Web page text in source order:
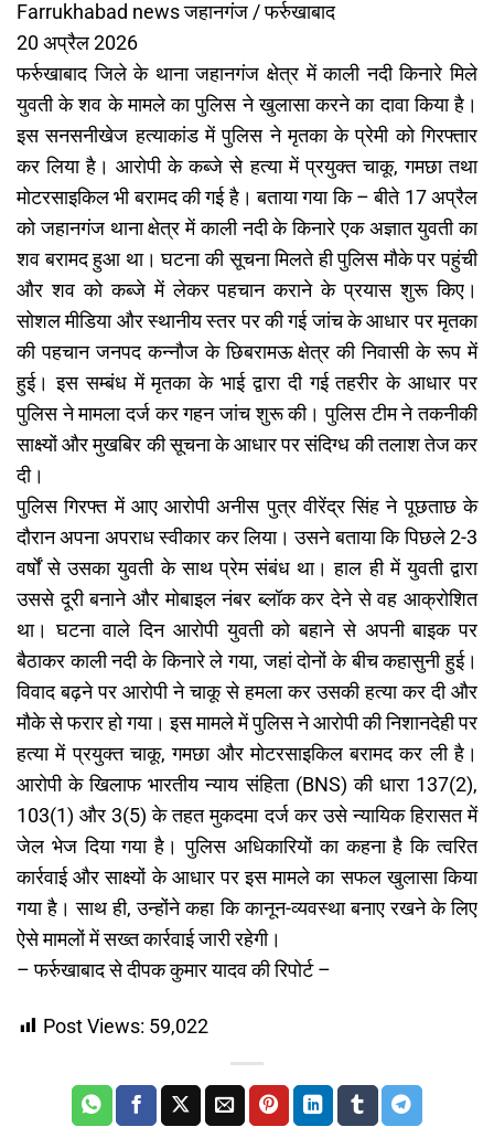
Farrukhabad news जहानगंज / फर्रुखाबाद
20 अप्रैल 2026
फर्रुखाबाद जिले के थाना जहानगंज क्षेत्र में काली नदी किनारे मिले
युवती के शव के मामले का पुलिस ने खुलासा करने का दावा किया है।
इस सनसनीखेज हत्याकांड में पुलिस ने मृतका के प्रेमी को गिरफ्तार
कर लिया है। आरोपी के कब्जे से हत्या में प्रयुक्त चाकू, गमछा तथा
मोटरसाइकिल भी बरामद की गई है। बताया गया कि – बीते 17 अप्रैल
को जहानगंज थाना क्षेत्र में काली नदी के किनारे एक अज्ञात युवती का
शव बरामद हुआ था। घटना की सूचना मिलते ही पुलिस मौके पर पहुंची
और शव को कब्जे में लेकर पहचान कराने के प्रयास शुरू किए।
सोशल मीडिया और स्थानीय स्तर पर की गई जांच के आधार पर मृतका
की पहचान जनपद कन्नौज के छिबरामऊ क्षेत्र की निवासी के रूप में
हुई। इस सम्बंध में मृतका के भाई द्वारा दी गई तहरीर के आधार पर
पुलिस ने मामला दर्ज कर गहन जांच शुरू की। पुलिस टीम ने तकनीकी
साक्ष्यों और मुखबिर की सूचना के आधार पर संदिग्ध की तलाश तेज कर
दी।
पुलिस गिरफ्त में आए आरोपी अनीस पुत्र वीरेंद्र सिंह ने पूछताछ के
दौरान अपना अपराध स्वीकार कर लिया। उसने बताया कि पिछले 2-3
वर्षों से उसका युवती के साथ प्रेम संबंध था। हाल ही में युवती द्वारा
उससे दूरी बनाने और मोबाइल नंबर ब्लॉक कर देने से वह आक्रोशित
था। घटना वाले दिन आरोपी युवती को बहाने से अपनी बाइक पर
बैठाकर काली नदी के किनारे ले गया, जहां दोनों के बीच कहासुनी हुई।
विवाद बढ़ने पर आरोपी ने चाकू से हमला कर उसकी हत्या कर दी और
मौके से फरार हो गया। इस मामले में पुलिस ने आरोपी की निशानदेही पर
हत्या में प्रयुक्त चाकू, गमछा और मोटरसाइकिल बरामद कर ली है।
आरोपी के खिलाफ भारतीय न्याय संहिता (BNS) की धारा 137(2),
103(1) और 3(5) के तहत मुकदमा दर्ज कर उसे न्यायिक हिरासत में
जेल भेज दिया गया है। पुलिस अधिकारियों का कहना है कि त्वरित
कार्रवाई और साक्ष्यों के आधार पर इस मामले का सफल खुलासा किया
गया है। साथ ही, उन्होंने कहा कि कानून-व्यवस्था बनाए रखने के लिए
ऐसे मामलों में सख्त कार्रवाई जारी रहेगी।
– फर्रुखाबाद से दीपक कुमार यादव की रिपोर्ट –
Post Views: 59,022